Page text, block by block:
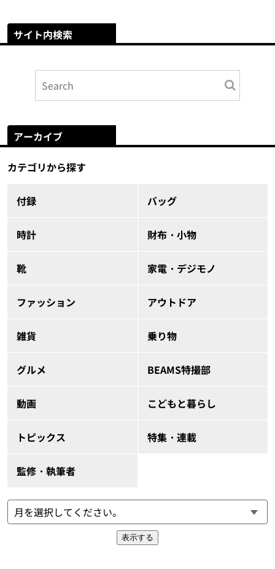
サイト内検索
アーカイブ
カテゴリから探す
付録 バッグ
時計 財布・小物
靴 家電・デジモノ
ファッション アウトドア
雑貨 乗り物
グルメ BEAMS特撮部
動画 こどもと暮らし
トピックス 特集・連載
監修・執筆者
表示する